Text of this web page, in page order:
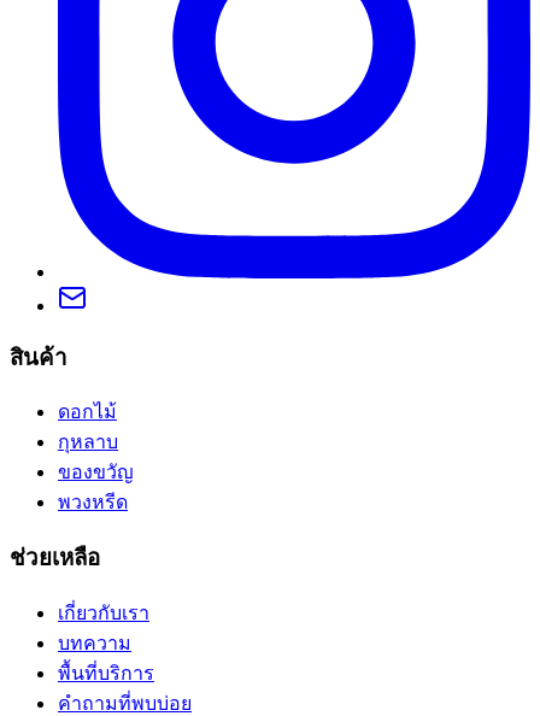
สินค้า
ดอกไม้
กุหลาบ
ของขวัญ
พวงหรีด
ช่วยเหลือ
เกี่ยวกับเรา
บทความ
พื้นที่บริการ
คำถามที่พบบ่อย